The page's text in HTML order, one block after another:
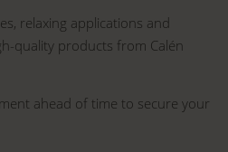
relaxing applications and
quality products from Calén
ahead of time to secure your